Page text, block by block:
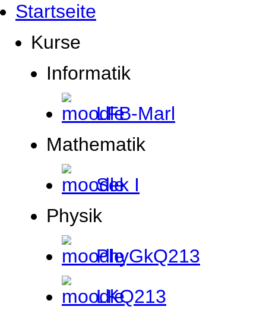
Startseite
Kurse
Informatik
LFB-Marl
Mathematik
Sek I
Physik
PhyGkQ213
LKQ213